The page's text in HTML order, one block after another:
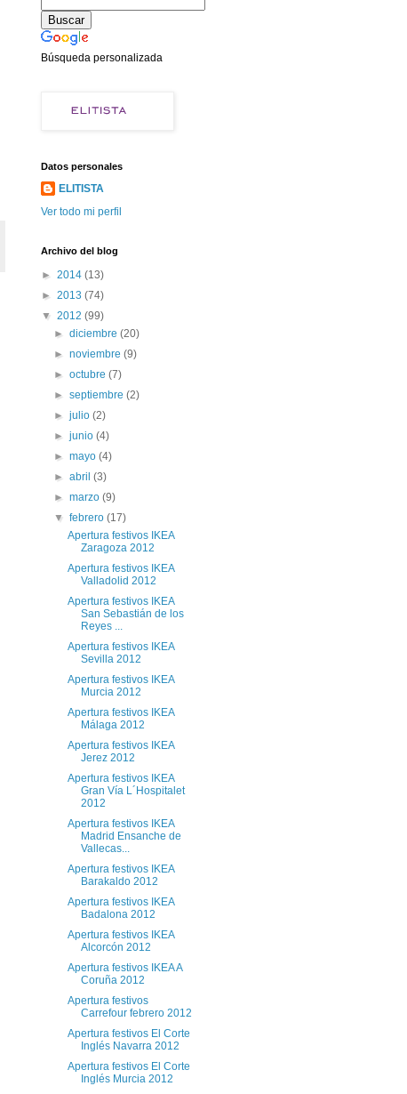
Búsqueda personalizada
Datos personales
ELITISTA
Ver todo mi perfil
Archivo del blog
► 2014 (13)
► 2013 (74)
▼ 2012 (99)
►diciembre(20)
►noviembre(9)
►octubre(7)
►septiembre(2)
►julio(2)
►junio(4)
►mayo(4)
►abril(3)
►marzo(9)
▼febrero(17)
Apertura festivos IKEA
Zaragoza 2012
Apertura festivos IKEA
Valladolid 2012
Apertura festivos IKEA
San Sebastián de los
Reyes ...
Apertura festivos IKEA
Sevilla 2012
Apertura festivos IKEA
Murcia 2012
Apertura festivos IKEA
Málaga 2012
Apertura festivos IKEA
Jerez 2012
Apertura festivos IKEA
Gran Vía L´Hospitalet
2012
Apertura festivos IKEA
Madrid Ensanche de
Vallecas...
Apertura festivos IKEA
Barakaldo 2012
Apertura festivos IKEA
Badalona 2012
Apertura festivos IKEA
Alcorcón 2012
Apertura festivos IKEA A
Coruña 2012
Apertura festivos
Carrefour febrero 2012
Apertura festivos El Corte
Inglés Navarra 2012
Apertura festivos El Corte
Inglés Murcia 2012